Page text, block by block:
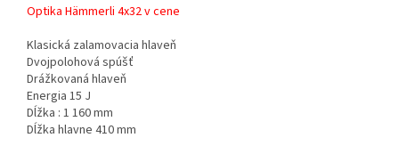
Optika Hämmerli 4x32 v cene
Klasická zalamovacia hlaveň
Dvojpolohová spúšť
Drážkovaná hlaveň
Energia 15 J
Dĺžka : 1 160 mm
Dĺžka hlavne 410 mm